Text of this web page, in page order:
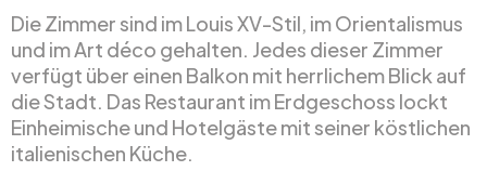
Die Zimmer sind im Louis XV-Stil, im Orientalismus
und im Art déco gehalten. Jedes dieser Zimmer
verfügt über einen Balkon mit herrlichem Blick auf
die Stadt. Das Restaurant im Erdgeschoss lockt
Einheimische und Hotelgäste mit seiner köstlichen
italienischen Küche.